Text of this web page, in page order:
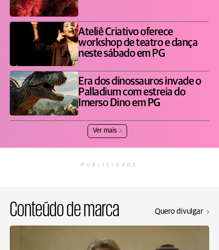
Ateliê Criativo oferece
workshop de teatro e dança
neste sábado em PG
Era dos dinossauros invade o
Palladium com estreia do
Imerso Dino em PG
Ver mais
PUBLICIDADE
Conteúdo de marca Quero divulgar